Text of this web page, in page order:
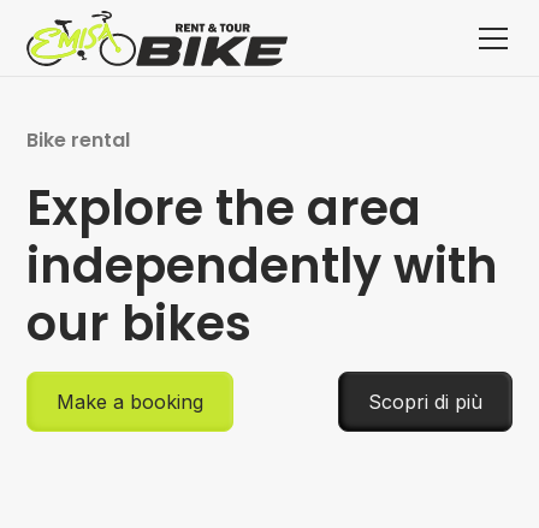
Bike rental
Explore the area
independently with
our bikes
Make a booking Scopri di più